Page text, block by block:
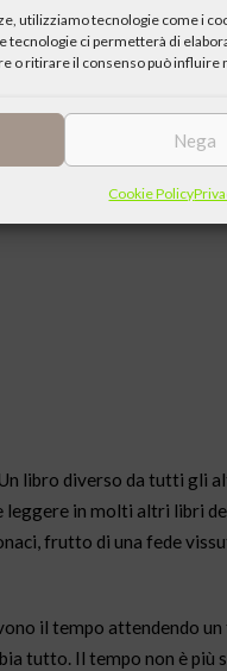
utilizziamo tecnologie come i
tecnologie ci permetterà di
o ritirare il consenso può
Nega
Cookie Policy
libro diverso da tutti gli
in molti altri libri
frutto di una fede
il tempo attendendo
tutto. Il tempo non è